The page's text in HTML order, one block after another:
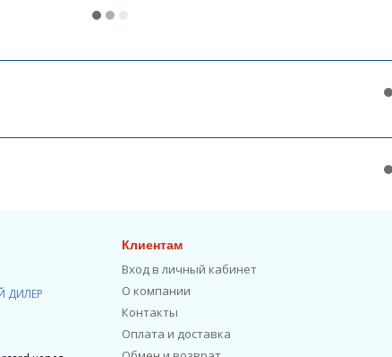
ДИЛЕР
Клиентам
Вход в личный кабинет
О компании
Контакты
Оплата и доставка